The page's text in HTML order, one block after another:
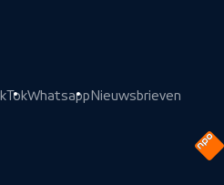
Whatsapp Nieuwsbrieven